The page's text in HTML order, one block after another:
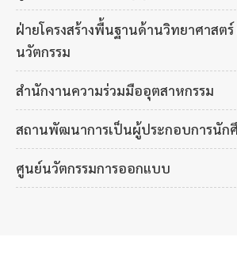
ฝ่ายโครงสร้างพื้นฐานด้านวิทยาศาสตร์
นวัตกรรม
สำนักงานความร่วมมืออุตสาหกรรม
สถานพัฒนาการเป็นผู้ประกอบการนัก
ศูนย์นวัตกรรมการออกแบบ